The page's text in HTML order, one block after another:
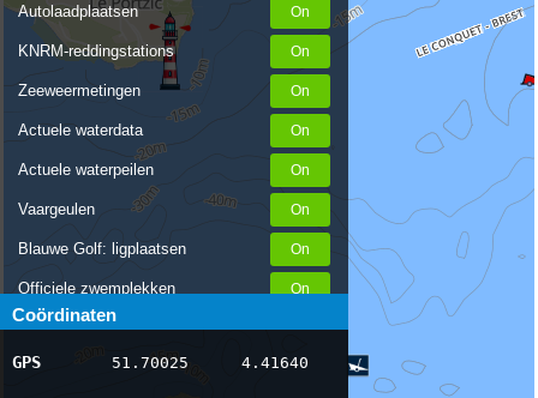
Autolaadplaatsen
KNRM-reddingstations
Zeeweermetingen
Actuele waterdata
Actuele waterpeilen
Vaargeulen
Blauwe Golf: ligplaatsen
Officiele zwemplekken
Stremmingen/hinder
AIS scheepsposities
Coördinaten
GPS 51.70025 4.41640